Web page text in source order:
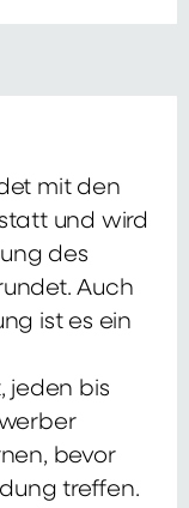
mit den
und wird
des
Auch
ist es ein
jeden bis
bevor
treffen.